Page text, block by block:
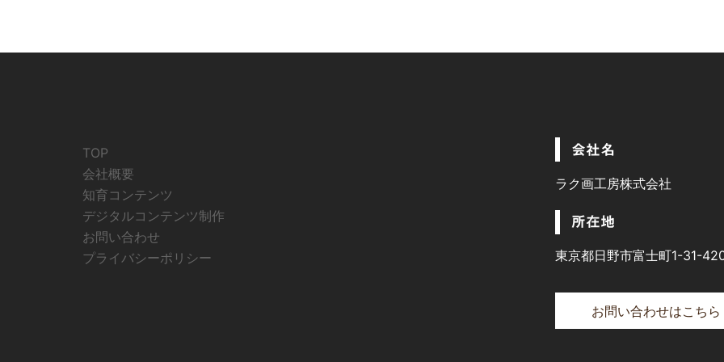
TOP
会社概要
知育コンテンツ
デジタルコンテンツ制作
お問い合わせ
プライバシーポリシー
会社名
ラク画工房株式会社
所在地
東京都日野市富士町1-31-
お問い合わせはこちら